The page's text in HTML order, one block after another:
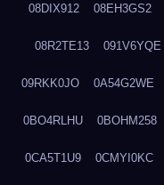
08DIX912 08EH3GS2
08R2TE13 091V6YQE
09RKK0JO 0A54G2WE
0BO4RLHU 0BOHM258
0CA5T1U9 0CMYI0KC